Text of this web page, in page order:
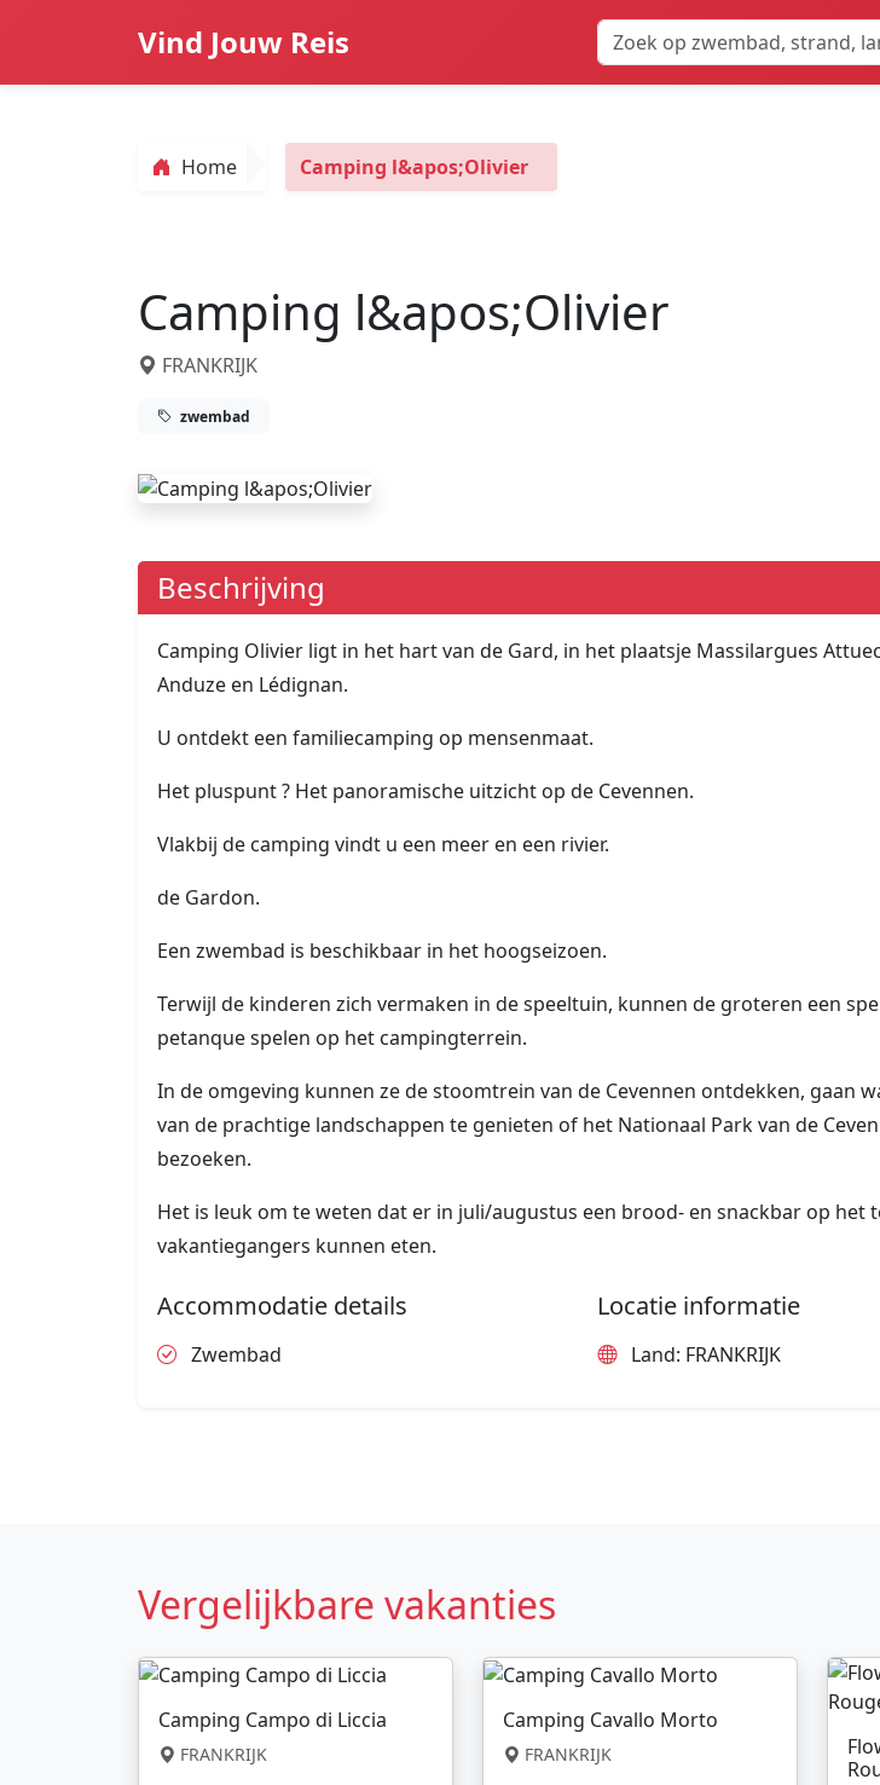
Vind Jouw Reis
Home Camping l&apos;Olivier
Camping l&apos;Olivier
FRANKRIJK
zwembad
Beschrijving
Camping Olivier ligt in het hart van de Gard, in het plaatsje Massilargues
Anduze en Lédignan.
U ontdekt een familiecamping op mensenmaat.
Het pluspunt ? Het panoramische uitzicht op de Cevennen.
Vlakbij de camping vindt u een meer en een rivier.
de Gardon.
Een zwembad is beschikbaar in het hoogseizoen.
Terwijl de kinderen zich vermaken in de speeltuin, kunnen de groteren een
petanque spelen op het campingterrein.
In de omgeving kunnen ze de stoomtrein van de Cevennen ontdekken, gaan
van de prachtige landschappen te genieten of het Nationaal Park van de
bezoeken.
Het is leuk om te weten dat er in juli/augustus een brood- en snackbar op het
vakantiegangers kunnen eten.
Accommodatie details
Zwembad
Locatie informatie
Land: FRANKRIJK
Vergelijkbare vakanties
Camping Campo di Liccia
FRANKRIJK
Camping Cavallo Morto
FRANKRIJK